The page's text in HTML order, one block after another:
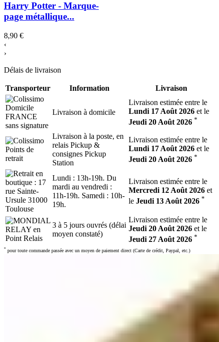
Harry Potter - Marque-
page métallique...
8,90 €
‹
›
Délais de livraison
Transporteur Information Livraison
Livraison à domicile
Livraison estimée entre le
Lundi 17 Août 2026 et le
Jeudi 20 Août 2026 *
Livraison à la poste, en
relais Pickup &
consignes Pickup
Station
Livraison estimée entre le
Lundi 17 Août 2026 et le
Jeudi 20 Août 2026 *
Lundi : 13h-19h. Du
mardi au vendredi :
11h-19h. Samedi : 10h-
19h.
Livraison estimée entre le
Mercredi 12 Août 2026 et
le Jeudi 13 Août 2026 *
3 à 5 jours ouvrés (délai
moyen constaté)
Livraison estimée entre le
Jeudi 20 Août 2026 et le
Jeudi 27 Août 2026 *
* pour toute commande passée avec un moyen de paiement direct (Carte de crédit, Paypal, etc.)